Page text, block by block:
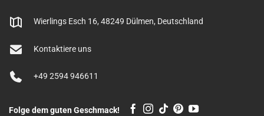
Wierlings Esch 16, 48249 Dülmen, Deutschland
Kontaktiere uns
+49 2594 946611
Folge dem guten Geschmack!